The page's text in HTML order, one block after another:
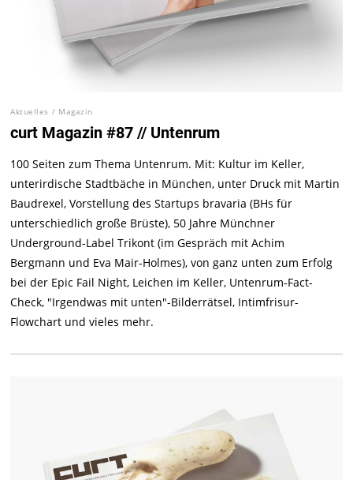
Aktuelles / Magazin
curt Magazin #87 // Untenrum
100 Seiten zum Thema Untenrum. Mit: Kultur im Keller,
unterirdische Stadtbäche in München, unter Druck mit Martin
Baudrexel, Vorstellung des Startups bravaria (BHs für
unterschiedlich große Brüste), 50 Jahre Münchner
Underground-Label Trikont (im Gespräch mit Achim
Bergmann und Eva Mair-Holmes), von ganz unten zum Erfolg
bei der Epic Fail Night, Leichen im Keller, Untenrum-Fact-
Check, "Irgendwas mit unten"-Bilderrätsel, Intimfrisur-
Flowchart und vieles mehr.